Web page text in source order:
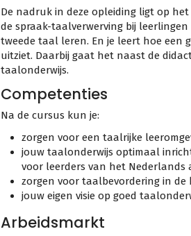
De nadruk in deze opleiding ligt op
de spraak-taalverwerving bij
tweede taal leren. En je leert hoe een
uitziet. Daarbij gaat het naast de
taalonderwijs.
Competenties
Na de cursus kun je:
zorgen voor een taalrijke
jouw taalonderwijs optimaal
voor leerders van het Nederlands
zorgen voor taalbevordering in de
jouw eigen visie op goed
Arbeidsmarkt